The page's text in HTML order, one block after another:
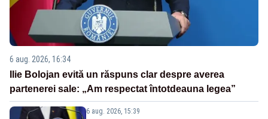
6 aug. 2026, 16:34
Ilie Bolojan evită un răspuns clar despre averea
partenerei sale: „Am respectat întotdeauna legea”
6 aug. 2026, 15:39